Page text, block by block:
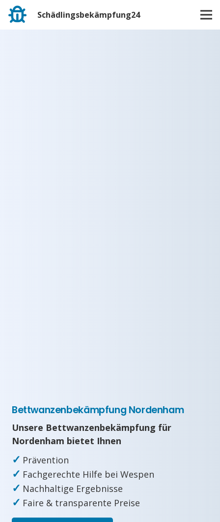
Schädlingsbekämpfung24
Bettwanzenbekämpfung Nordenham
Unsere Bettwanzenbekämpfung für
Nordenham bietet Ihnen
✓ Prävention
✓ Fachgerechte Hilfe bei Wespen
✓ Nachhaltige Ergebnisse
✓ Faire & transparente Preise